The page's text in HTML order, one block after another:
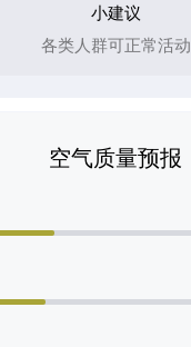
小建议
各类人群可正常活动
空气质量预报